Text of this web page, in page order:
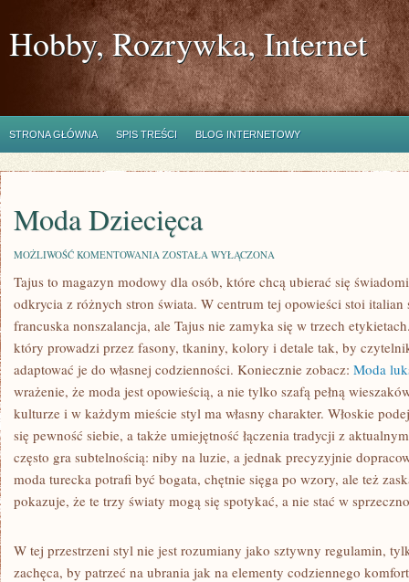
Hobby, Rozrywka, Internet
STRONA GŁÓWNA SPIS TREŚCI BLOG INTERNETOWY
Moda Dziecięca
MOŻLIWOŚĆ KOMENTOWANIA MODA
ZOSTAŁA WYŁĄCZONA
Tajus to magazyn modowy dla osób, które chcą ubierać się
odkrycia z różnych stron świata. W centrum tej opowieści stoi
francuska nonszalancja, ale Tajus nie zamyka się w trzech
który prowadzi przez fasony, tkaniny, kolory i detale tak, by
adaptować je do własnej codzienności. Koniecznie zobacz: Moda
wrażenie, że moda jest opowieścią, a nie tylko szafą pełną
kulturze i w każdym mieście styl ma własny charakter. Włoskie
się pewność siebie, a także umiejętność łączenia tradycji z
często gra subtelnością: niby na luzie, a jednak precyzyjnie
moda turecka potrafi być bogata, chętnie sięga po wzory, ale też
pokazuje, że te trzy światy mogą się spotykać, a nie stać w
W tej przestrzeni styl nie jest rozumiany jako sztywny regulamin,
zachęca, by patrzeć na ubrania jak na elementy codziennego